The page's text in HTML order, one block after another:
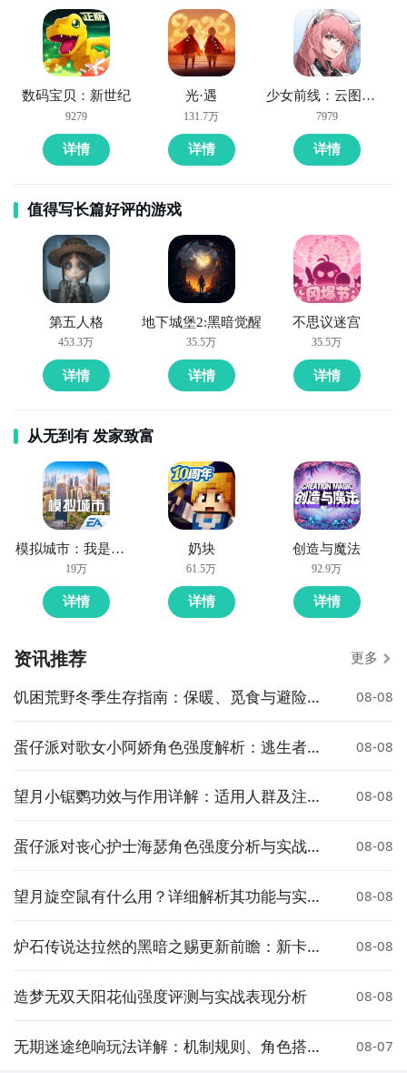
数码宝贝：新世纪
9279
详情
光·遇
131.7万
详情
少女前线：云图计划
7979
详情
值得写长篇好评的游戏
第五人格
453.3万
详情
地下城堡2:黑暗觉醒
35.5万
详情
不思议迷宫
35.5万
详情
从无到有 发家致富
模拟城市：我是市长
19万
详情
奶块
61.5万
详情
创造与魔法
92.9万
详情
资讯推荐 更多
饥困荒野冬季生存指南：保暖、觅食与避险全
08-08
蛋仔派对歌女小阿娇角色强度解析：逃生者玩
08-08
望月小锯鹦功效与作用详解：适用人群及注意
08-08
蛋仔派对丧心护士海瑟角色强度分析与实战表
08-08
望月旋空鼠有什么用？详细解析其功能与实际
08-08
炉石传说达拉然的黑暗之赐更新前瞻：新卡
08-08
造梦无双天阳花仙强度评测与实战表现分析 08-08
无期迷途绝响玩法详解：机制规则、角色搭配
08-07